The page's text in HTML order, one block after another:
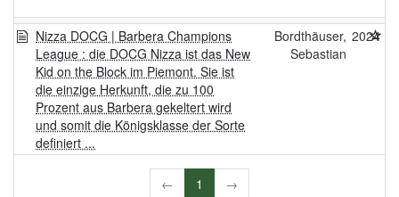
Nizza DOCG | Barbera Champions
League : die DOCG Nizza ist das New
Kid on the Block im Piemont. Sie ist
die einzige Herkunft, die zu 100
Prozent aus Barbera gekeltert wird
und somit die Königsklasse der Sorte
definiert ...
Bordthäuser,
Sebastian
2024
← 1 →